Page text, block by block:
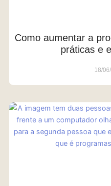
Como aumentar a
práticas e
18/